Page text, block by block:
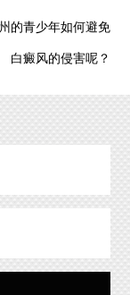
的青少年如何避免
白癜风的侵害呢？